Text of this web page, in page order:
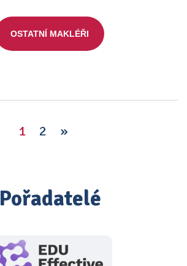
OSTATNÍ MAKLÉŘI
1 2 »
Pořadatelé